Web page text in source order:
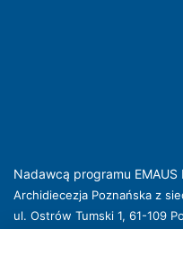
Nadawcą programu EMAUS
Archidiecezja Poznańska z
ul. Ostrów Tumski 1, 61-109